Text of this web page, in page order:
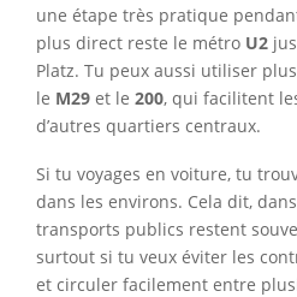
une étape très pratique
plus direct reste le métro U2
Platz. Tu peux aussi utiliser
le M29 et le 200, qui facilitent
d’autres quartiers centraux.
Si tu voyages en voiture, tu
dans les environs. Cela dit,
transports publics restent
surtout si tu veux éviter les
et circuler facilement entre